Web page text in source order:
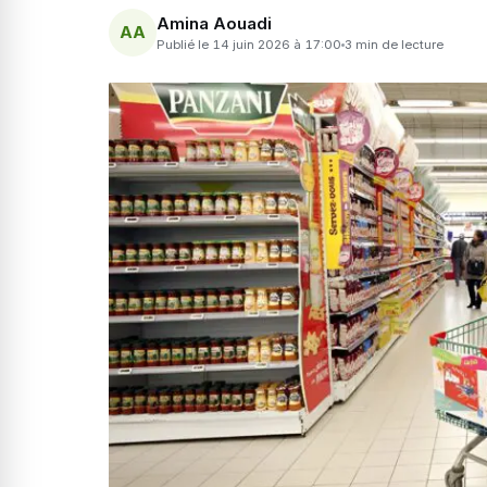
AA Amina Aouadi
Publié le 14 juin 2026 à 17:00 3 min de lecture